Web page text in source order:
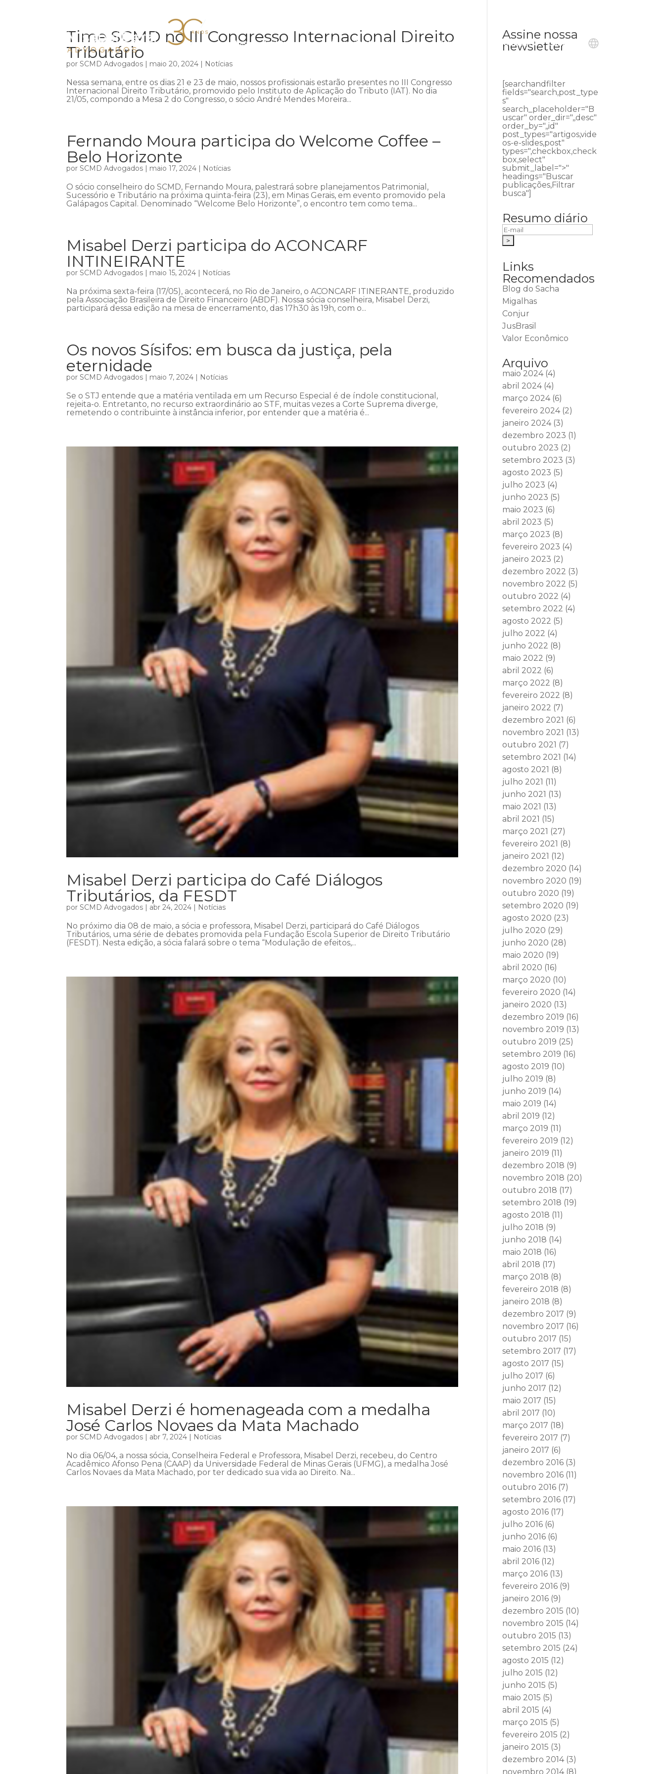
Início Institucional Áreas de atuação Equipe Publicações Ouvidoria Contato
Time SCMD no III Congresso Internacional Direito
Tributário
porSCMD Advogados | maio 20, 2024 | Notícias
Nessa semana, entre os dias 21 e 23 de maio, nossos profissionais estarão presentes no III Congresso
Internacional Direito Tributário, promovido pelo Instituto de Aplicação do Tributo (IAT). No dia
21/05, compondo a Mesa 2 do Congresso, o sócio André Mendes Moreira...
Fernando Moura participa do Welcome Coffee –
Belo Horizonte
porSCMD Advogados | maio 17, 2024 | Notícias
O sócio conselheiro do SCMD, Fernando Moura, palestrará sobre planejamentos Patrimonial,
Sucessório e Tributário na próxima quinta-feira (23), em Minas Gerais, em evento promovido pela
Galápagos Capital. Denominado “Welcome Belo Horizonte”, o encontro tem como tema...
Misabel Derzi participa do ACONCARF
INTINEIRANTE
porSCMD Advogados | maio 15, 2024 | Notícias
Na próxima sexta-feira (17/05), acontecerá, no Rio de Janeiro, o ACONCARF ITINERANTE, produzido
pela Associação Brasileira de Direito Financeiro (ABDF). Nossa sócia conselheira, Misabel Derzi,
participará dessa edição na mesa de encerramento, das 17h30 às 19h, com o...
Os novos Sísifos: em busca da justiça, pela
eternidade
porSCMD Advogados | maio 7, 2024 | Notícias
Se o STJ entende que a matéria ventilada em um Recurso Especial é de índole constitucional,
rejeita-o. Entretanto, no recurso extraordinário ao STF, muitas vezes a Corte Suprema diverge,
remetendo o contribuinte à instância inferior, por entender que a matéria é...
Misabel Derzi participa do Café Diálogos
Tributários, da FESDT
porSCMD Advogados | abr 24, 2024 | Notícias
No próximo dia 08 de maio, a sócia e professora, Misabel Derzi, participará do Café Diálogos
Tributários, uma série de debates promovida pela Fundação Escola Superior de Direito Tributário
(FESDT). Nesta edição, a sócia falará sobre o tema “Modulação de efeitos,...
Misabel Derzi é homenageada com a medalha
José Carlos Novaes da Mata Machado
porSCMD Advogados | abr 7, 2024 | Notícias
No dia 06/04, a nossa sócia, Conselheira Federal e Professora, Misabel Derzi, recebeu, do Centro
Acadêmico Afonso Pena (CAAP) da Universidade Federal de Minas Gerais (UFMG), a medalha José
Carlos Novaes da Mata Machado, por ter dedicado sua vida ao Direito. Na...
Assine nossa
newsletter
[searchandfilter
fields="search,post_type
s"
search_placeholder="B
uscar" order_dir=",,desc"
order_by=",,id"
post_types="artigos,vide
os-e-slides,post"
types=",checkbox,check
box,select"
submit_label=">"
headings="Buscar
publicações,Filtrar
busca"]
Resumo diário
Links
Recomendados
Blog do Sacha
Migalhas
Conjur
JusBrasil
Valor Econômico
Arquivo
maio 2024(4)
abril 2024(4)
março 2024(6)
fevereiro 2024(2)
janeiro 2024(3)
dezembro 2023 (1)
outubro 2023 (2)
setembro 2023 (3)
agosto 2023 (5)
julho 2023 (4)
junho 2023 (5)
maio 2023 (6)
abril 2023 (5)
março 2023 (8)
fevereiro 2023 (4)
janeiro 2023 (2)
dezembro 2022 (3)
novembro 2022 (5)
outubro 2022 (4)
setembro 2022 (4)
agosto 2022 (5)
julho 2022 (4)
junho 2022 (8)
maio 2022 (9)
abril 2022 (6)
março 2022 (8)
fevereiro 2022 (8)
janeiro 2022 (7)
dezembro 2021 (6)
novembro 2021 (13)
outubro 2021 (7)
setembro 2021 (14)
agosto 2021 (8)
julho 2021 (11)
junho 2021 (13)
maio 2021 (13)
abril 2021 (15)
março 2021 (27)
fevereiro 2021 (8)
janeiro 2021 (12)
dezembro 2020 (14)
novembro 2020 (19)
outubro 2020 (19)
setembro 2020 (19)
agosto 2020 (23)
julho 2020 (29)
junho 2020 (28)
maio 2020 (19)
abril 2020 (16)
março 2020 (10)
fevereiro 2020 (14)
janeiro 2020 (13)
dezembro 2019 (16)
novembro 2019 (13)
outubro 2019 (25)
setembro 2019 (16)
agosto 2019 (10)
julho 2019 (8)
junho 2019 (14)
maio 2019 (14)
abril 2019 (12)
março 2019 (11)
fevereiro 2019 (12)
janeiro 2019 (11)
dezembro 2018 (9)
novembro 2018 (20)
outubro 2018 (17)
setembro 2018 (19)
agosto 2018 (11)
julho 2018 (9)
junho 2018 (14)
maio 2018 (16)
abril 2018 (17)
março 2018 (8)
fevereiro 2018 (8)
janeiro 2018 (8)
dezembro 2017 (9)
novembro 2017 (16)
outubro 2017 (15)
setembro 2017 (17)
agosto 2017 (15)
julho 2017 (6)
junho 2017 (12)
maio 2017 (15)
abril 2017 (10)
março 2017 (18)
fevereiro 2017 (7)
janeiro 2017 (6)
dezembro 2016 (3)
novembro 2016 (11)
outubro 2016 (7)
setembro 2016 (17)
agosto 2016 (17)
julho 2016 (6)
junho 2016 (6)
maio 2016 (13)
abril 2016 (12)
março 2016 (13)
fevereiro 2016 (9)
janeiro 2016 (9)
dezembro 2015 (10)
novembro 2015 (14)
outubro 2015 (13)
setembro 2015 (24)
agosto 2015 (12)
julho 2015 (12)
junho 2015 (5)
maio 2015 (5)
abril 2015 (4)
março 2015 (5)
fevereiro 2015 (2)
janeiro 2015 (3)
dezembro 2014(3)
novembro 2014(8)